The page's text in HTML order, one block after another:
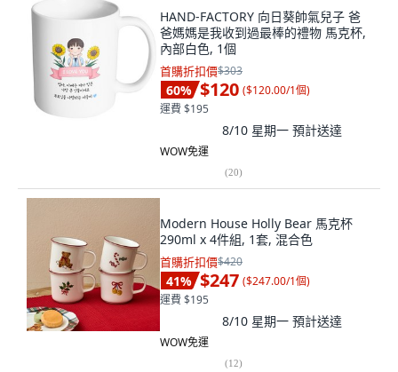
HAND-FACTORY 向日葵帥氣兒子 爸
爸媽媽是我收到過最棒的禮物 馬克杯,
內部白色, 1個
首購折扣價$303
60% $120 ($120.00/1個)
運費 $195
8/10 星期一 預計送達
WOW免運
(20)
Modern House Holly Bear 馬克杯
290ml x 4件組, 1套, 混合色
首購折扣價$420
41% $247 ($247.00/1個)
運費 $195
8/10 星期一 預計送達
WOW免運
(12)